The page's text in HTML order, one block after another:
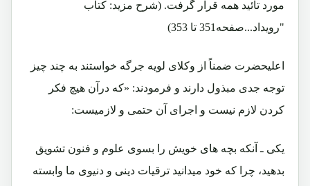
مورد تائید همه قرار گرفت. (شرح مزید: کتاب
"رویداد...صفحه351 تا 353)
اعلیحضرت ضمناً از وکلای لویه جرگه خواستند به چند چیز
توجه جدی مبذول دارند و فرمودند: «که درآن هیچ فکر
کردن لازم نیست و اجرای آن حتمی و لازمیست:
یکی ـ آنکه بچه های خویش را بسوی علوم و فنون تشویق
بدهید، چرا که خود میدانید ترقیات دینی و دنیوی ما وابسته